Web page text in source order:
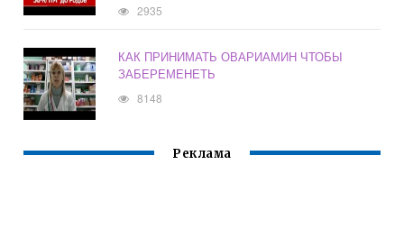
2935
КАК ПРИНИМАТЬ ОВАРИАМИН ЧТОБЫ
ЗАБЕРЕМЕНЕТЬ
8148
Реклама